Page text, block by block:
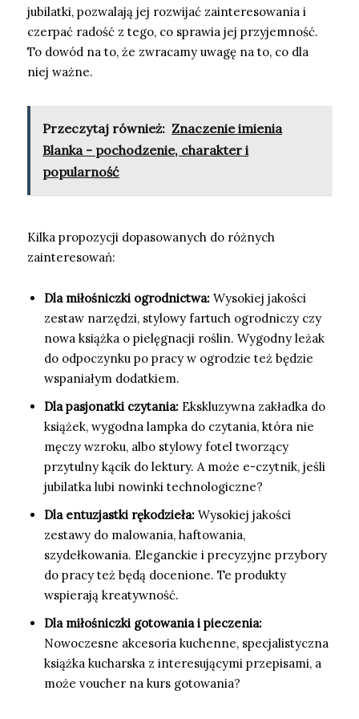
jubilatki, pozwalają jej rozwijać zainteresowania i
czerpać radość z tego, co sprawia jej przyjemność.
To dowód na to, że zwracamy uwagę na to, co dla
niej ważne.
Przeczytaj również: Znaczenie imienia
Blanka - pochodzenie, charakter i
popularność
Kilka propozycji dopasowanych do różnych
zainteresowań:
Dla miłośniczki ogrodnictwa: Wysokiej jakości
zestaw narzędzi, stylowy fartuch ogrodniczy czy
nowa książka o pielęgnacji roślin. Wygodny leżak
do odpoczynku po pracy w ogrodzie też będzie
wspaniałym dodatkiem.
Dla pasjonatki czytania: Ekskluzywna zakładka do
książek, wygodna lampka do czytania, która nie
męczy wzroku, albo stylowy fotel tworzący
przytulny kącik do lektury. A może e-czytnik, jeśli
jubilatka lubi nowinki technologiczne?
Dla entuzjastki rękodzieła: Wysokiej jakości
zestawy do malowania, haftowania,
szydełkowania. Eleganckie i precyzyjne przybory
do pracy też będą docenione. Te produkty
wspierają kreatywność.
Dla miłośniczki gotowania i pieczenia:
Nowoczesne akcesoria kuchenne, specjalistyczna
książka kucharska z interesującymi przepisami, a
może voucher na kurs gotowania?